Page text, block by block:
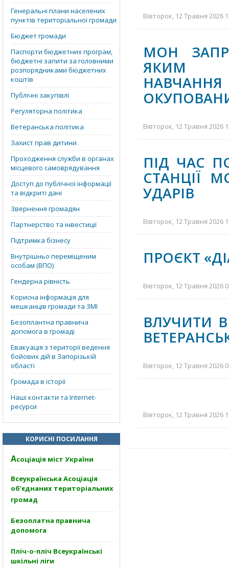
Генеральні плани населених
пунктів територіальної громади
Бюджет громади
Паспорти бюджетних програм,
бюджетні запити за головними
розпорядниками бюджетних
коштів
Публічні закупівлі
Регуляторна політика
Ветеранська політика
Захист прав дитини
Проходження служби в органах
місцевого самоврядування
Доступ до публічної інформації
та відкриті дані
Звернення громадян
Партнерство та інвестиції
Підтримка бізнесу
Внутрішньо переміщеним
особам (ВПО)
Гендерна рівність
Корисна інформація для
мешканців громади та ЗМІ
Безоплантна правнича
допомога в громаді
Евакуація з території ведення
бойових дій в Запорізькій
області
Громада в історії
Наші контакти та Internet-
ресурси
КОРИСНІ ПОСИЛАННЯ
Асоціація міст України
Всеукраїнська Асоціація
об'єднаних територіальних
громад
Безоплатна правнича
допомога
Пліч-о-пліч Всеукраїнські
шкільні ліги
Вівторок, 12 Травня 2026
МОН
ЯКИМ
Вівторок, 12 Травня 2026
ПІД ЧАС
СТАНЦІЇ
УДАРІВ
Вівторок, 12 Травня 2026
ПРОЄКТ
Вівторок, 12 Травня 2026
ВЛУЧИТИ
Вівторок, 12 Травня 2026
Вівторок, 12 Травня 2026